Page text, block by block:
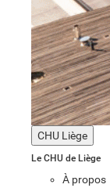
CHU Liège
Le CHU de Liège
À propos